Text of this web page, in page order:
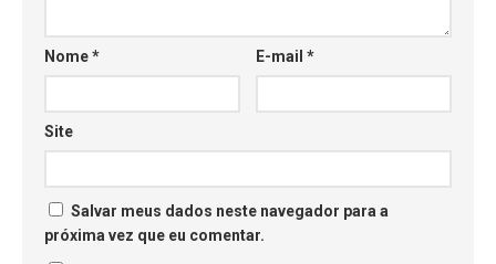
Nome* E-mail*
Site
Salvar meus dados neste navegador para a
próxima vez que eu comentar.